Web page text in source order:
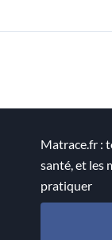
Matrace.fr :
santé, et les
pratiquer